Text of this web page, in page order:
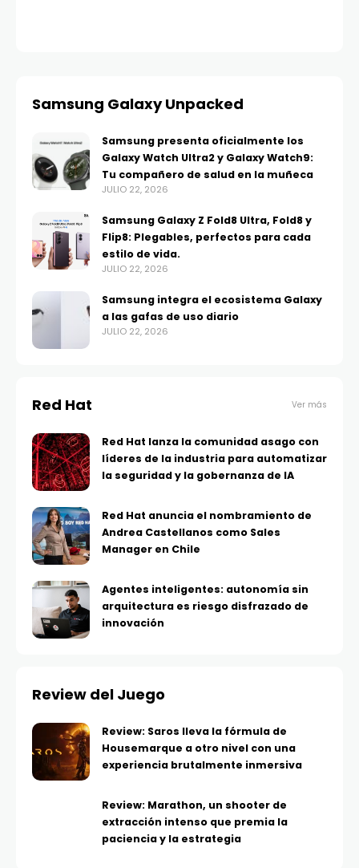
Samsung Galaxy Unpacked
Samsung presenta oficialmente los
Galaxy Watch Ultra2 y Galaxy Watch9:
Tu compañero de salud en la muñeca
JULIO 22, 2026
Samsung Galaxy Z Fold8 Ultra, Fold8 y
Flip8: Plegables, perfectos para cada
estilo de vida.
JULIO 22, 2026
Samsung integra el ecosistema Galaxy
a las gafas de uso diario
JULIO 22, 2026
Red Hat Ver más
Red Hat lanza la comunidad asago con
líderes de la industria para automatizar
la seguridad y la gobernanza de IA
Red Hat anuncia el nombramiento de
Andrea Castellanos como Sales
Manager en Chile
Agentes inteligentes: autonomía sin
arquitectura es riesgo disfrazado de
innovación
Review del Juego
Review: Saros lleva la fórmula de
Housemarque a otro nivel con una
experiencia brutalmente inmersiva
Review: Marathon, un shooter de
extracción intenso que premia la
paciencia y la estrategia